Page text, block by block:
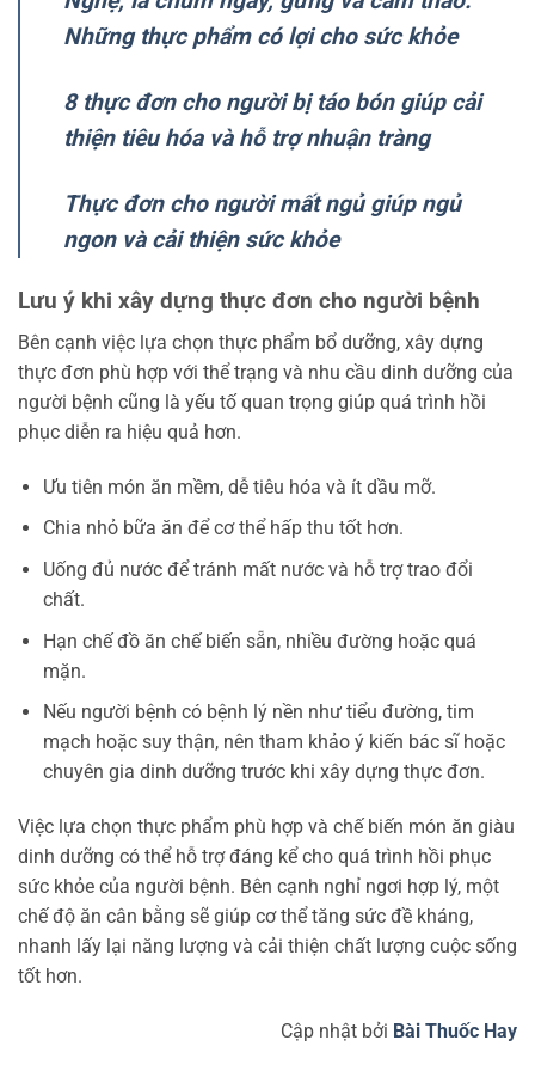
Những thực phẩm có lợi cho sức khỏe
8 thực đơn cho người bị táo bón giúp cải
thiện tiêu hóa và hỗ trợ nhuận tràng
Thực đơn cho người mất ngủ giúp ngủ
ngon và cải thiện sức khỏe
Lưu ý khi xây dựng thực đơn cho người bệnh
Bên cạnh việc lựa chọn thực phẩm bổ dưỡng, xây dựng
thực đơn phù hợp với thể trạng và nhu cầu dinh dưỡng của
người bệnh cũng là yếu tố quan trọng giúp quá trình hồi
phục diễn ra hiệu quả hơn.
Ưu tiên món ăn mềm, dễ tiêu hóa và ít dầu mỡ.
Chia nhỏ bữa ăn để cơ thể hấp thu tốt hơn.
Uống đủ nước để tránh mất nước và hỗ trợ trao đổi
chất.
Hạn chế đồ ăn chế biến sẵn, nhiều đường hoặc quá
mặn.
Nếu người bệnh có bệnh lý nền như tiểu đường, tim
mạch hoặc suy thận, nên tham khảo ý kiến bác sĩ hoặc
chuyên gia dinh dưỡng trước khi xây dựng thực đơn.
Việc lựa chọn thực phẩm phù hợp và chế biến món ăn giàu
dinh dưỡng có thể hỗ trợ đáng kể cho quá trình hồi phục
sức khỏe của người bệnh. Bên cạnh nghỉ ngơi hợp lý, một
chế độ ăn cân bằng sẽ giúp cơ thể tăng sức đề kháng,
nhanh lấy lại năng lượng và cải thiện chất lượng cuộc sống
tốt hơn.
Cập nhật bởi Bài Thuốc Hay